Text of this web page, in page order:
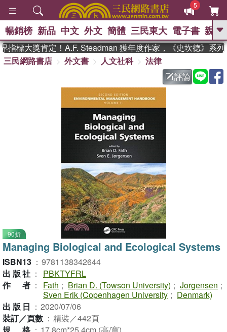
5
GO
熱搜： 東野圭吾 、
、 暑期推薦 、
台灣的李登輝時代 、 數學
女孩：黎曼猜想
、 如果歷史是一群喵
暢銷榜 新品 中文 外文 簡體 三民東大 電子書 親子
標大獎肯定！A.F. Steadman 獲年度作家，《史坎德》系列
三民網路書店
外文書 人文社科
法律
評論
90折
Managing Biological and Ecological Systems
ISBN13 ： 9781138342644
出版社 ：
PBKTYFRL
作者 ： Fath ; Brian D. (Towson University) ; Jorgensen ;
Sven Erik (Copenhagen University ; Denmark)
出版日 ： 2020/07/06
裝訂／頁數 ： 精裝／442頁